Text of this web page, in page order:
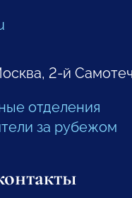
2-й
отделения
за рубежом